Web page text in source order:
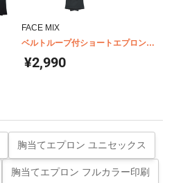
FACE MIX
ベルトループ付ショートエプロン
¥2,990
胸当てエプロン ユニセックス
胸当てエプロン フルカラー印刷